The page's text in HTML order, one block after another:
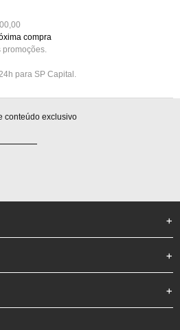
compra
promoções.
para SP Capital.